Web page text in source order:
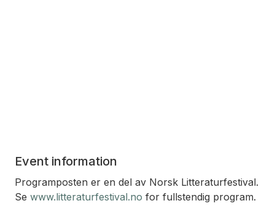
Event information
Programposten er en del av Norsk Litteraturfestival.
Se www.litteraturfestival.no for fullstendig program.